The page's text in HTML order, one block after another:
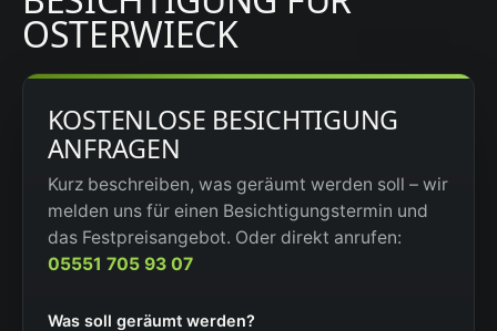
OSTERWIECK
KOSTENLOSE BESICHTIGUNG
ANFRAGEN
Kurz beschreiben, was geräumt werden soll – wir
melden uns für einen Besichtigungstermin und
das Festpreisangebot. Oder direkt anrufen:
05551 705 93 07
Was soll geräumt werden?